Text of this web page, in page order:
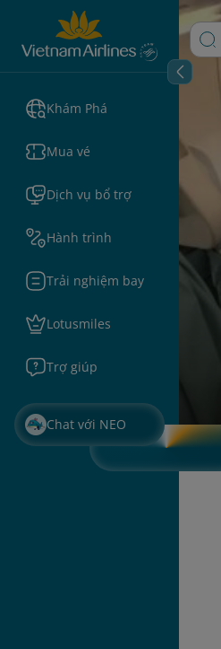
Khám Phá
Mua vé
Dịch vụ bổ trợ
Hành trình
Trải nghiệm bay
Lotusmiles
Trợ giúp
Chat với NEO